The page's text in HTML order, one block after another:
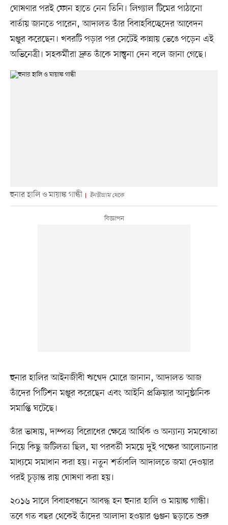
ঘোষণার পরই ফোন হাতে নেন তিনি। লিগ্যাল টিমের পাঠানো
বার্তায় জানতে পারেন, আদালত তাঁর বিবাহবিচ্ছেদের আবেদন
মঞ্জুর করেছেন। খবরটি পড়ার পর সেটেই কান্নায় ভেঙে পড়েন এই
অভিনেত্রী। সহকর্মীরা দ্রুত তাঁকে সান্ত্বনা দেন বলে জানা গেছে।
হুনার হালি ও মায়াঙ্ক গান্ধী ইনস্টাগ্রাম থেকে
হুনার হালির আইনজীবী ঋগ্বেদ মোরে জানান, আদালত আজ
তাঁদের পিটিশন মঞ্জুর করেছেন এবং আইনি প্রক্রিয়ার আনুষ্ঠানিক
সমাপ্তি ঘটেছে।
তাঁর ভাষায়, দাম্পত্য বিরোধের ক্ষেত্রে আর্থিক ও অন্যান্য সমঝোতা
নিয়ে কিছু জটিলতা ছিল, যা পরবর্তী সময়ে দুই পক্ষের আলোচনার
মাধ্যমে সমাধান করা হয়। নতুন শর্তাবলি আদালতে জমা দেওয়ার
পরই চূড়ান্ত রায় ঘোষণা করা হয়।
২০১৬ সালে বিবাহবন্ধনে আবদ্ধ হন হুনার হালি ও মায়াঙ্ক গান্ধী।
তবে গত বছর থেকেই তাঁদের আলাদা হওয়ার গুঞ্জন ছড়াতে শুরু